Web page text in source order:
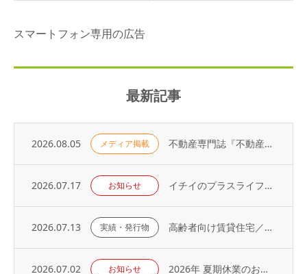
スマートフォン専用の広告
最新記事
2026.08.05 メディア掲載 不動産専門誌『不動産コンサルティングプラス』に弊社代表・荻野の寄稿記事が掲載されました
2026.07.17 お知らせ イチイのプラスライフサービス「 オーナーアプリ」導入のお知らせ
2026.07.13 実績・発行物 高齢者向け賃貸住宅／取り扱い戸数（2026年）
2026.07.02 お知らせ 2026年 夏期休業のお知らせ